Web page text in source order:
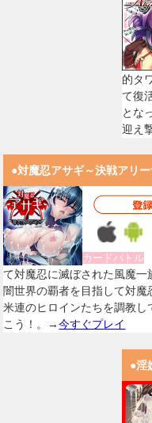
的タ
て復
とな
迎え
●対魔忍アサギ～決戦アリー
カードバトル
て対魔忍に滅ぼされた風魔一
闇世界の覇者を目指して対魔
米連のヒロインたちを調教し
こう！。→今すぐプレイ
●淫